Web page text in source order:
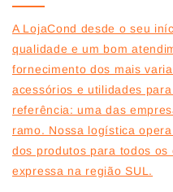
A LojaCond desde o seu
qualidade e um bom
fornecimento dos mais
acessórios e utilidades
referência: uma das
ramo. Nossa logística
dos produtos para todos
expressa na região SUL.